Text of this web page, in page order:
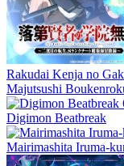
Rakudai Kenja no
Majutsushi
Digimon Beatbreak
Mairimashita Iruma-